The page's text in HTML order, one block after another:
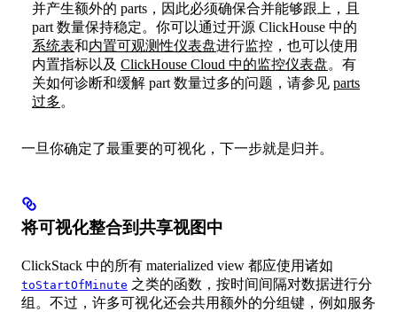
并产生额外的 parts，因此必须确保合并能够跟上，且
part 数量保持稳定。你可以通过开源 ClickHouse 中的
系统表和内置可观测性仪表盘进行监控，也可以使用
内置指标以及 ClickHouse Cloud 中的监控仪表盘。有
关如何诊断和缓解 part 数量过多的问题，请参见 parts
过多。
一旦你确定了最重要的可视化，下一步就是归并。
将可视化整合到共享视图中
ClickStack 中的所有 materialized view 都应使用诸如
toStartOfMinute 之类的函数，按时间间隔对数据进行分
组。不过，许多可视化还会共用额外的分组键，例如服务